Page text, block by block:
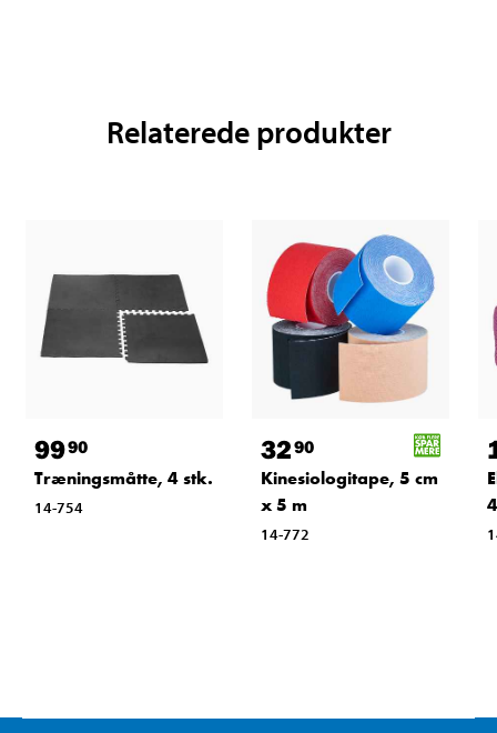
Relaterede produkter
9990
Træningsmåtte, 4 stk.
14-754
3290
Kinesiologitape, 5 cm
x 5 m
14-772